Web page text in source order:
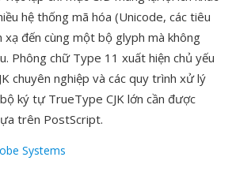
hệ thống mã hóa (Unicode, các tiêu
xạ đến cùng một bộ glyph mà không
Phông chữ Type 11 xuất hiện chủ yếu
chuyên nghiệp và các quy trình xử lý
ký tự TrueType CJK lớn cần được
trên PostScript.
Systems